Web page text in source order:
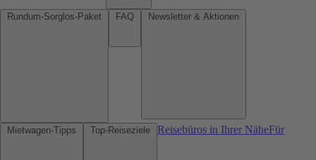
Reisebüros in Ihrer NäheFür